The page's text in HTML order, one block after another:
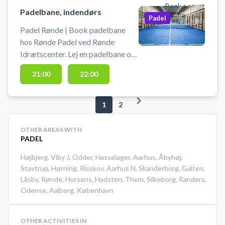
Silkeborg, Ry og Galten. Bolde kan
købes billigt i padelcentret.
Book a court
Padelbane, indendørs
Padel Rønde | Book padelbane
hos Rønde Padel ved Rønde
Idrætscenter. Lej en padelbane og
spil padel i Rønde på en af de
indendørs padelbaner i Rønde
lån bat og bolde og parkering er
gratis ved booking af
padelbanerne.
Padel
21:00 22:00
1 2
OTHER AREAS WITH
PADEL
Højbjerg, Viby J, Odder, Hasselager, Aarhus, Åbyhøj,
Stavtrup, Hørning, Risskov, Aarhus N, Skanderborg, Galten,
Låsby, Rønde, Horsens, Hadsten, Them, Silkeborg, Randers,
Odense, Aalborg, København
OTHER ACTIVITIES IN